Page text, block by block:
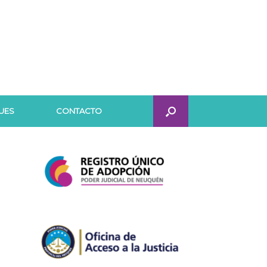
CONTACTO